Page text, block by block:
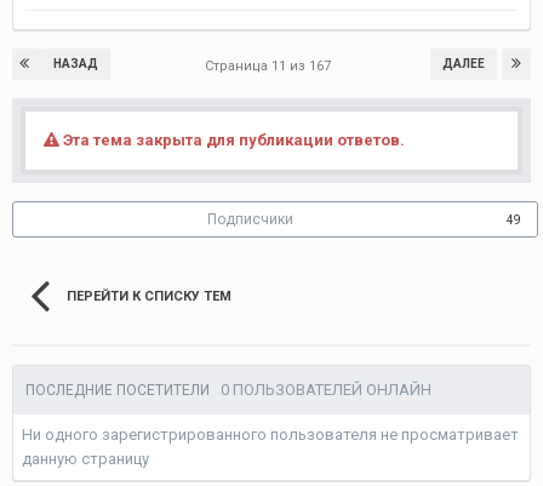
НАЗАД ДАЛЕЕ
Страница 11 из 167
Эта тема закрыта для публикации ответов.
Подписчики 49
ПЕРЕЙТИ К СПИСКУ ТЕМ
ПОСЛЕДНИЕ ПОСЕТИТЕЛИ 0 ПОЛЬЗОВАТЕЛЕЙ ОНЛАЙН
Ни одного зарегистрированного пользователя не просматривает
данную страницу